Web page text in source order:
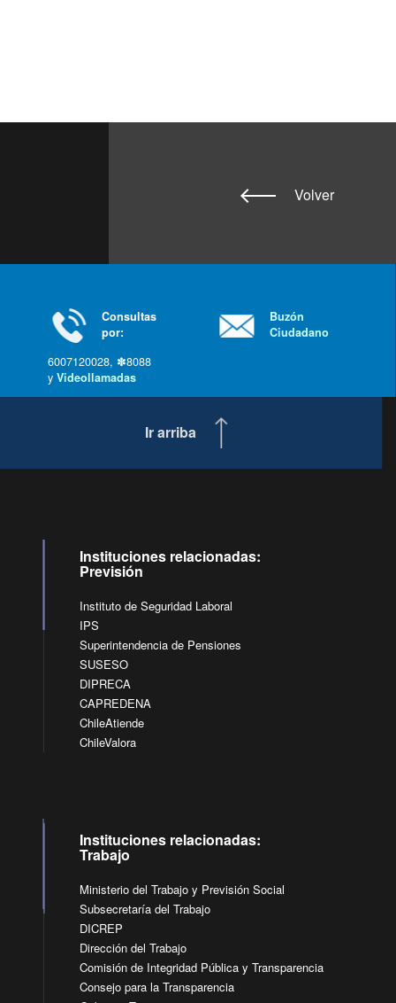
Volver
Consultas
por:
6007120028, ✽8088
yVideollamadas
Buzón
Ciudadano
Ir arriba
Instituciones relacionadas:
Previsión
Instituto de Seguridad Laboral
IPS
Superintendencia de Pensiones
SUSESO
DIPRECA
CAPREDENA
ChileAtiende
ChileValora
Instituciones relacionadas:
Trabajo
Ministerio del Trabajo y Previsión Social
Subsecretaría del Trabajo
DICREP
Dirección del Trabajo
Comisión de Integridad Pública y Transparencia
Consejo para la Transparencia